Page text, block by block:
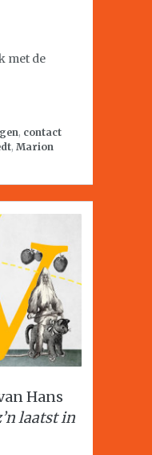
met de
, contact
, Marion
Hans
laatst in